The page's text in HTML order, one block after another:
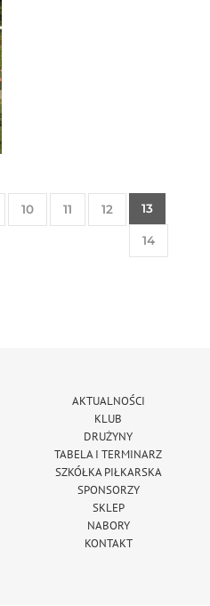
10 11 12 13
14
AKTUALNOŚCI
KLUB
DRUŻYNY
TABELA I TERMINARZ
SZKÓŁKA PIŁKARSKA
SPONSORZY
SKLEP
NABORY
KONTAKT